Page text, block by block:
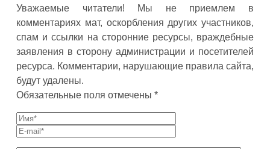
Уважаемые читатели! Мы не приемлем в
комментариях мат, оскорбления других участников,
спам и ссылки на сторонние ресурсы, враждебные
заявления в сторону администрации и посетителей
ресурса. Комментарии, нарушающие правила сайта,
будут удалены.
Обязательные поля отмечены *